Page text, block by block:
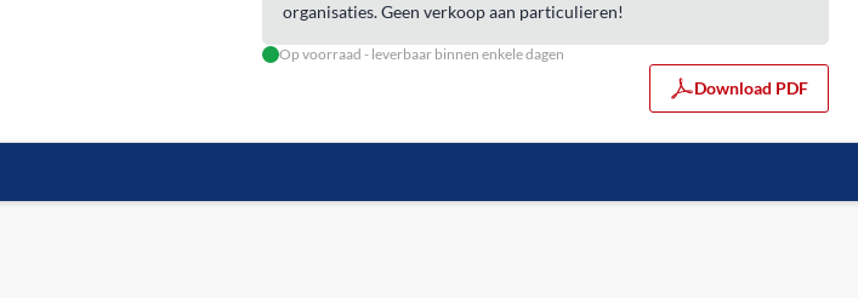
organisaties. Geen verkoop aan particulieren!
Op voorraad - leverbaar binnen enkele dagen
Download PDF